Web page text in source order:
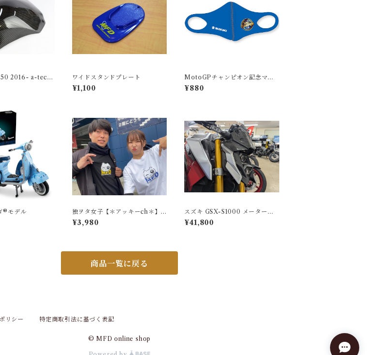
a-tech
タンクカバー タ
ン
ワイドスタンドプレート
¥1,100
MotoGPチャンピオン記念マス
ク
¥880
®モデル
独ヲタ女子【＊アッキーch＊】×
MFD コラボTシャツ
¥3,980
スズキ GSX-S1000 メーターバ
イザー(ドライカーボン)
¥41,800
商品一覧に戻る
リシー 特定商取引法に基づく表記
© MFD online shop